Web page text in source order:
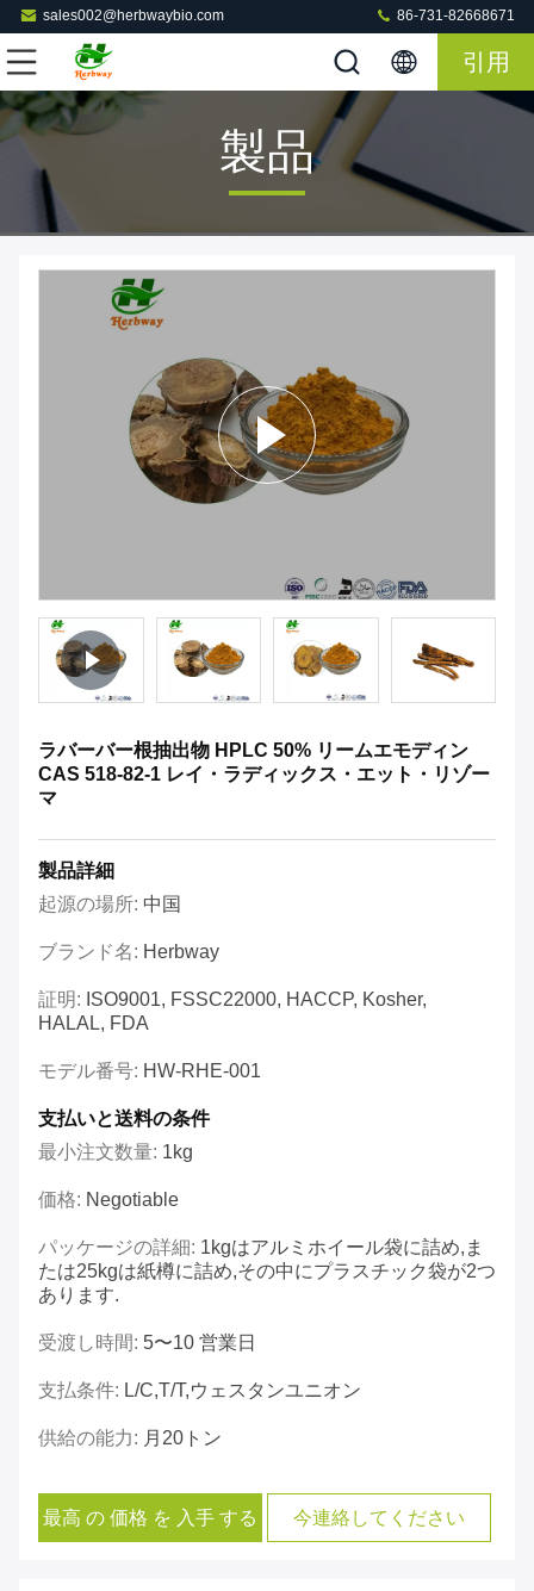
sales002@herbwaybio.com 86-731-82668671
引用
製品
ラバーバー根抽出物 HPLC 50% リームエモディン
CAS 518-82-1 レイ・ラディックス・エット・リゾー
マ
製品詳細
起源の場所: 中国
ブランド名: Herbway
証明: ISO9001, FSSC22000, HACCP, Kosher,
HALAL, FDA
モデル番号: HW-RHE-001
支払いと送料の条件
最小注文数量: 1kg
価格: Negotiable
パッケージの詳細: 1kgはアルミホイール袋に詰め,ま
たは25kgは紙樽に詰め,その中にプラスチック袋が2つ
あります.
受渡し時間: 5〜10 営業日
支払条件: L/C,T/T,ウェスタンユニオン
供給の能力: 月20トン
最高 の 価格 を 入手 する 今連絡してください